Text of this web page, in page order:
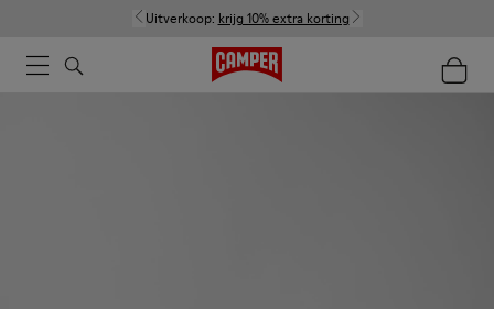
Uitverkoop: krijg 10% extra korting